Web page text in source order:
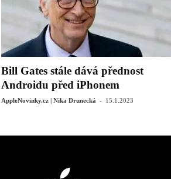
Bill Gates stále dává přednost
Androidu před iPhonem
AppleNovinky.cz | Nika Drunecká - 15.1.2023